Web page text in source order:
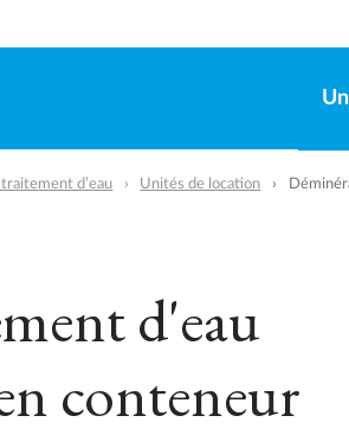
d’eau Unités de location
d'eau
conteneur